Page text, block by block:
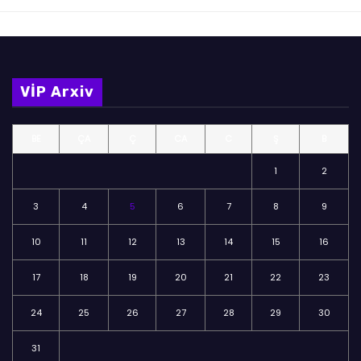
VİP Arxiv
1 2
3 4 5 6 7 8 9
10 11 12 13 14 15 16
17 18 19 20 21 22 23
24 25 26 27 28 29 30
31